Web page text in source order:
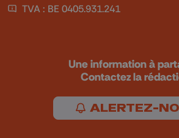
TVA : BE 0405.931.241
Une information à
Contactez la
ALERTEZ-